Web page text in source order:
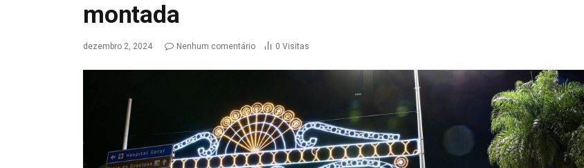
montada
dezembro 2, 2024 Nenhum comentário 0 Visitas